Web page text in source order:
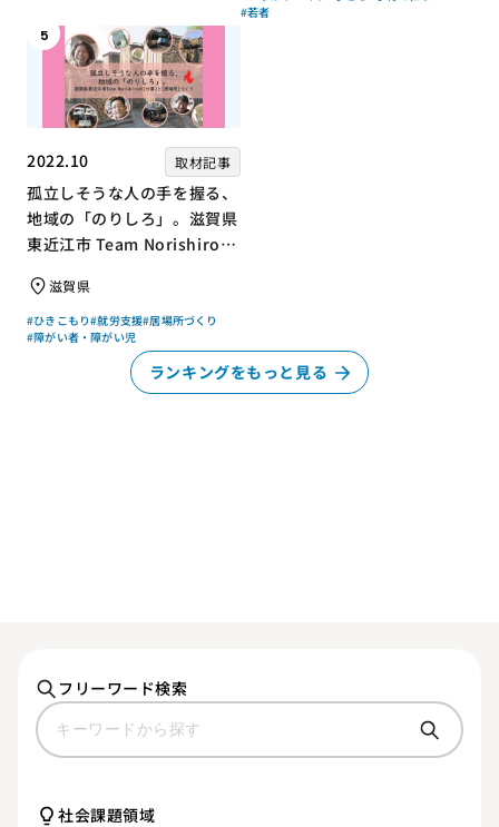
#若者
5
2022.10 取材記事
孤立しそうな人の手を握る、
地域の「のりしろ」。滋賀県
東近江市 Team Norishiroの
滋賀県
#ひきこもり#就労支援#居場所づくり
#障がい者・障がい児
ランキングをもっと見る
フリーワード検索
社会課題領域